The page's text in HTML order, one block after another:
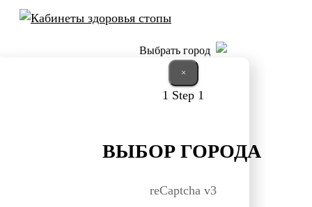
Выбрать город
×
1 Step 1
ВЫБОР ГОРОДА
reCaptcha v3